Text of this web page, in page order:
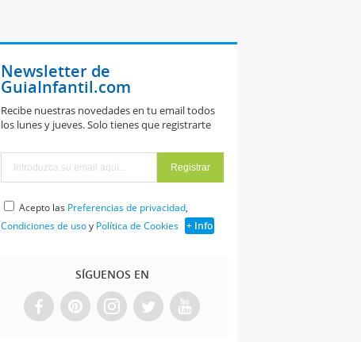
Newsletter de
GuiaInfantil.com
Recibe nuestras novedades en tu email todos
los lunes y jueves. Solo tienes que registrarte
Acepto las Preferencias de privacidad,
Condiciones de usoy Política de Cookies + Info
SÍGUENOS EN